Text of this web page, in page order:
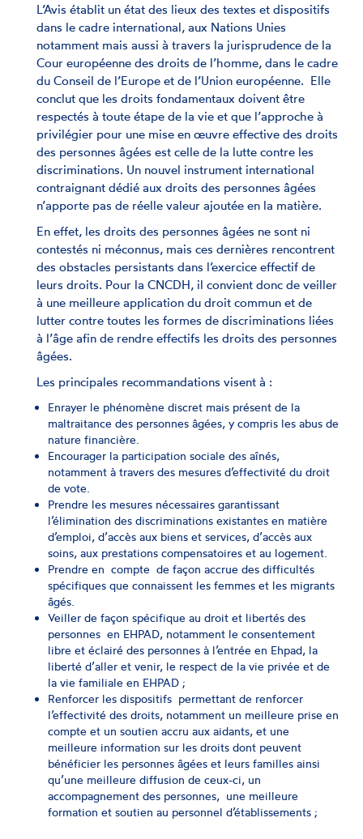
L’Avis établit un état des lieux des textes et dispositifs
dans le cadre international, aux Nations Unies
notamment mais aussi à travers la jurisprudence de la
Cour européenne des droits de l’homme, dans le cadre
du Conseil de l’Europe et de l’Union européenne. Elle
conclut que les droits fondamentaux doivent être
respectés à toute étape de la vie et que l’approche à
privilégier pour une mise en œuvre effective des droits
des personnes âgées est celle de la lutte contre les
discriminations. Un nouvel instrument international
contraignant dédié aux droits des personnes âgées
n’apporte pas de réelle valeur ajoutée en la matière.
En effet, les droits des personnes âgées ne sont ni
contestés ni méconnus, mais ces dernières rencontrent
des obstacles persistants dans l’exercice effectif de
leurs droits. Pour la CNCDH, il convient donc de veiller
à une meilleure application du droit commun et de
lutter contre toutes les formes de discriminations liées
à l’âge afin de rendre effectifs les droits des personnes
âgées.
Les principales recommandations visent à :
Enrayer le phénomène discret mais présent de la
maltraitance des personnes âgées, y compris les abus de
nature financière.
Encourager la participation sociale des aînés,
notamment à travers des mesures d’effectivité du droit
de vote.
Prendre les mesures nécessaires garantissant
l’élimination des discriminations existantes en matière
d’emploi, d’accès aux biens et services, d’accès aux
soins, aux prestations compensatoires et au logement.
Prendre en compte de façon accrue des difficultés
spécifiques que connaissent les femmes et les migrants
âgés.
Veiller de façon spécifique au droit et libertés des
personnes en EHPAD, notamment le consentement
libre et éclairé des personnes à l’entrée en Ehpad, la
liberté d’aller et venir, le respect de la vie privée et de
la vie familiale en EHPAD ;
Renforcer les dispositifs permettant de renforcer
l’effectivité des droits, notamment un meilleure prise en
compte et un soutien accru aux aidants, et une
meilleure information sur les droits dont peuvent
bénéficier les personnes âgées et leurs familles ainsi
qu’une meilleure diffusion de ceux-ci, un
accompagnement des personnes, une meilleure
formation et soutien au personnel d’établissements ;